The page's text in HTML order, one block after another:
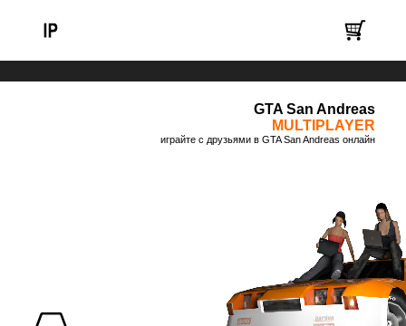
GTA San Andreas
MULTIPLAYER
играйте с друзьями в GTA San Andreas онлайн